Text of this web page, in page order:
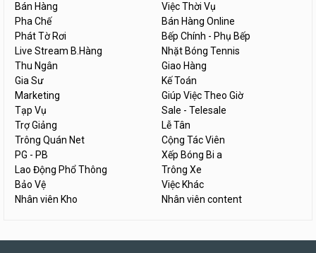
Bán Hàng
Việc Thời Vụ
Pha Chế
Bán Hàng Online
Phát Tờ Rơi
Bếp Chính - Phụ Bếp
Live Stream B.Hàng
Nhặt Bóng Tennis
Thu Ngân
Giao Hàng
Gia Sư
Kế Toán
Marketing
Giúp Việc Theo Giờ
Tạp Vụ
Sale - Telesale
Trợ Giảng
Lễ Tân
Trông Quán Net
Cộng Tác Viên
PG - PB
Xếp Bóng Bi a
Lao Động Phổ Thông
Trông Xe
Bảo Vệ
Việc Khác
Nhân viên Kho
Nhân viên content